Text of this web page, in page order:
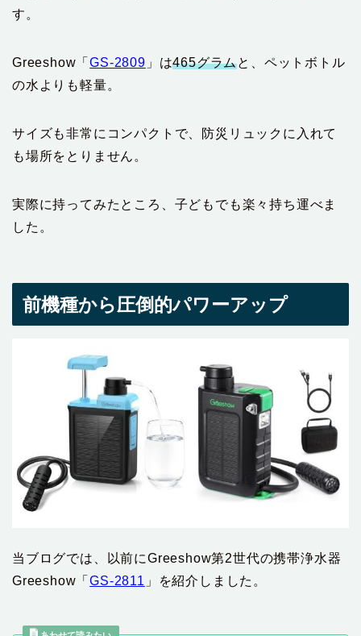
す。
Greeshow「GS-2809 」は465グラムと、ペットボトル
の水よりも軽量。
サイズも非常にコンパクトで、防災リュックに入れて
も場所をとりません。
実際に持ってみたところ、子どもでも楽々持ち運べま
した。
前機種から圧倒的パワーアップ
当ブログでは、以前にGreeshow第2世代の携帯浄水器
Greeshow「GS-2811 」を紹介しました。